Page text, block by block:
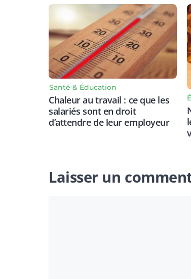
Santé & Éducation
Chaleur au travail : ce que les
salariés sont en droit
d’attendre de leur employeur
Laisser un